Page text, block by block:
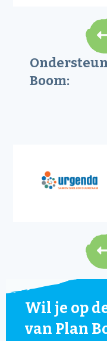
Boom:
Wil je op
van Plan